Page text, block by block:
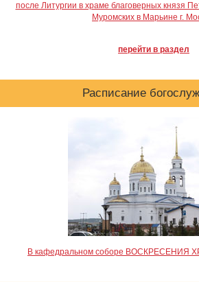
после Литургии в храме благоверных князя
Муромских в Марьине г.
перейти в раздел
Расписание
В кафедральном соборе ВОСКРЕСЕНИЯ